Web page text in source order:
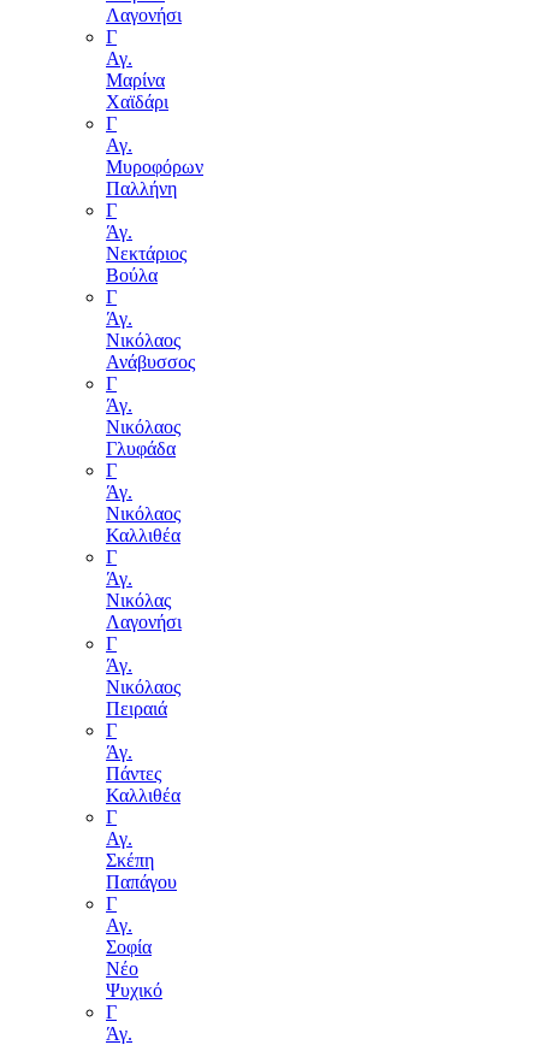
Λαγονήσι
Γ
Αγ.
Μαρίνα
Χαϊδάρι
Γ
Αγ.
Μυροφόρων
Παλλήνη
Γ
Άγ.
Νεκτάριος
Βούλα
Γ
Άγ.
Νικόλαος
Ανάβυσσος
Γ
Άγ.
Νικόλαος
Γλυφάδα
Γ
Άγ.
Νικόλαος
Καλλιθέα
Γ
Άγ.
Νικόλας
Λαγονήσι
Γ
Άγ.
Νικόλαος
Πειραιά
Γ
Άγ.
Πάντες
Καλλιθέα
Γ
Αγ.
Σκέπη
Παπάγου
Γ
Αγ.
Σοφία
Νέο
Ψυχικό
Γ
Άγ.